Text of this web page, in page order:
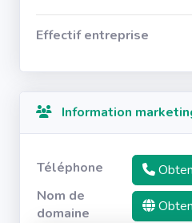
Effectif entreprise
Information
Téléphone
Nom de
domaine